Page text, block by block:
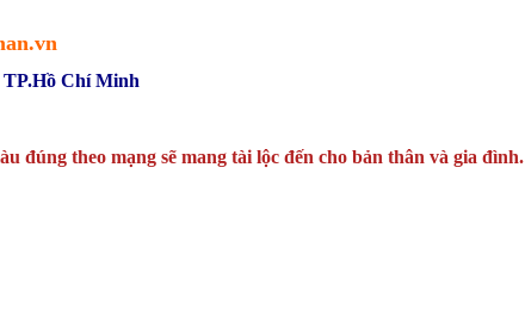
Chí Minh
đúng theo mạng sẽ mang tài lộc đến cho bản thân và gia đình.